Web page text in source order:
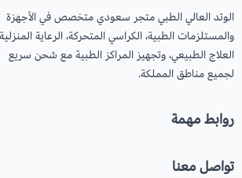
الوتد العالي الطبي متجر سعودي متخصص في الأجهزة
والمستلزمات الطبية، الكراسي المتحركة، الرعاية المنزلية،
العلاج الطبيعي، وتجهيز المراكز الطبية مع شحن سريع
لجميع مناطق المملكة.
روابط مهمة
تواصل معنا